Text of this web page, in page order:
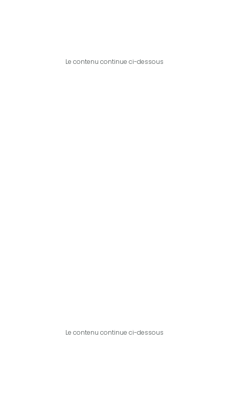
Le contenu continue ci-dessous
Le contenu continue ci-dessous